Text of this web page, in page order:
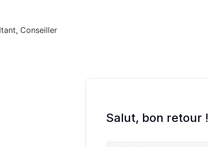
Conseiller
Salut, bon retour !